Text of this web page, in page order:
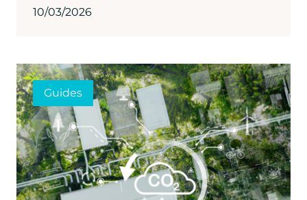
10/03/2026
Guides